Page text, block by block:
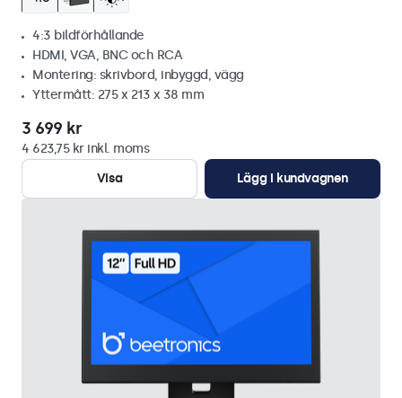
4:3 bildförhållande
HDMI, VGA, BNC och RCA
Montering: skrivbord, inbyggd, vägg
Yttermått: 275 x 213 x 38 mm
3 699 kr
4 623,75 kr inkl. moms
Visa
Lägg i kundvagnen